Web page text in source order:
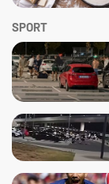
SPORT